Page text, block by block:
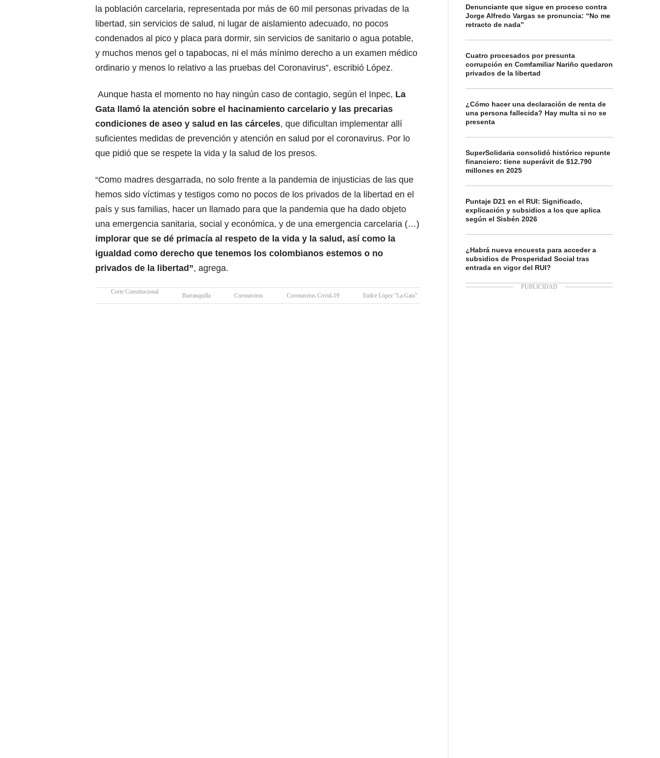
la población carcelaria, representada por más de 60 mil personas privadas de la
libertad, sin servicios de salud, ni lugar de aislamiento adecuado, no pocos
condenados al pico y placa para dormir, sin servicios de sanitario o agua potable,
y muchos menos gel o tapabocas, ni el más mínimo derecho a un examen médico
ordinario y menos lo relativo a las pruebas del Coronavirus”, escribió López.
Aunque hasta el momento no hay ningún caso de contagio, según el Inpec, La
Gata llamó la atención sobre el hacinamiento carcelario y las precarias
condiciones de aseo y salud en las cárceles, que dificultan implementar allí
suficientes medidas de prevención y atención en salud por el coronavirus. Por lo
que pidió que se respete la vida y la salud de los presos.
“Como madres desgarrada, no solo frente a la pandemia de injusticias de las que
hemos sido víctimas y testigos como no pocos de los privados de la libertad en el
país y sus familias, hacer un llamado para que la pandemia que ha dado objeto
una emergencia sanitaria, social y económica, y de una emergencia carcelaria (…)
implorar que se dé primacía al respeto de la vida y la salud, así como la
igualdad como derecho que tenemos los colombianos estemos o no
privados de la libertad”, agrega.
Corte Constitucional
Barranquilla Coronavirus Coronavirus Covid-19 Enilce López "La Gata"
Denunciante que sigue en proceso contra
Jorge Alfredo Vargas se pronuncia: “No me
retracto de nada”
Cuatro procesados por presunta
corrupción en Comfamiliar Nariño quedaron
privados de la libertad
¿Cómo hacer una declaración de renta de
una persona fallecida? Hay multa si no se
presenta
SuperSolidaria consolidó histórico repunte
financiero: tiene superávit de $12.790
millones en 2025
Puntaje D21 en el RUI: Significado,
explicación y subsidios a los que aplica
según el Sisbén 2026
¿Habrá nueva encuesta para acceder a
subsidios de Prosperidad Social tras
entrada en vigor del RUI?